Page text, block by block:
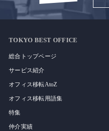
TOKYO BEST OFFICE
総合トップページ
サービス紹介
オフィス移転AtoZ
オフィス移転用語集
特集
仲介実績